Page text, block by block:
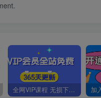
全网VIP课程 无损下载~